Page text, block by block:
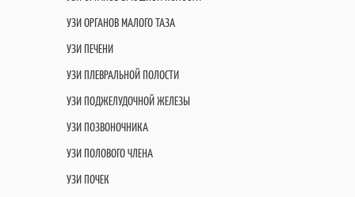
УЗИ ОРГАНОВ МАЛОГО ТАЗА
УЗИ ПЕЧЕНИ
УЗИ ПЛЕВРАЛЬНОЙ ПОЛОСТИ
УЗИ ПОДЖЕЛУДОЧНОЙ ЖЕЛЕЗЫ
УЗИ ПОЗВОНОЧНИКА
УЗИ ПОЛОВОГО ЧЛЕНА
УЗИ ПОЧЕК